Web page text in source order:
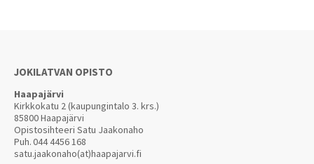
JOKILATVAN OPISTO
Haapajärvi
Kirkkokatu 2 (kaupungintalo 3. krs.)
85800 Haapajärvi
Opistosihteeri Satu Jaakonaho
Puh.044 4456 168
satu.jaakonaho(at)haapajarvi.fi